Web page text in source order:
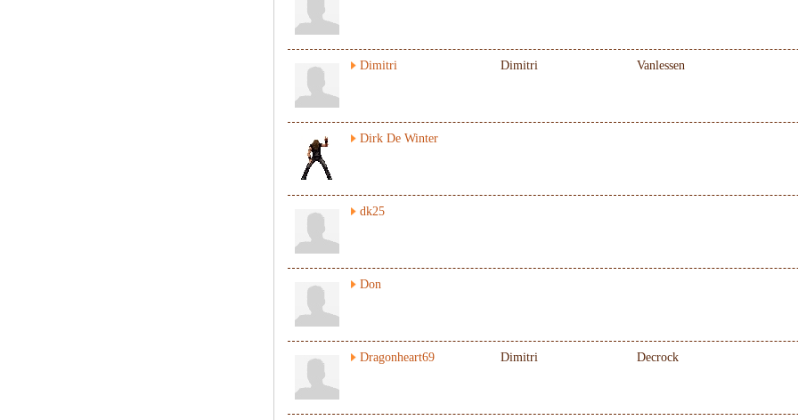
Dimitri Dimitri Vanlessen
Dirk De Winter
dk25
Don
Dragonheart69 Dimitri Decrock